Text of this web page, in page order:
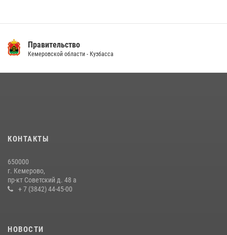
14 июля 2026, 08:52 1
20 июля 2026, 08:52
гипермаркета товары на 13 тысяч рублей (ВИДЕО)
16 июля 2026, 06:43
Правительство
Кемеровской области - Кузбасса
КОНТАКТЫ
650000
г. Кемерово,
пр-кт Советский д. 48 а
+ 7 (3842) 44-45-00
НОВОСТИ